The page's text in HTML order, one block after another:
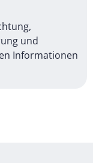
und
Informationen